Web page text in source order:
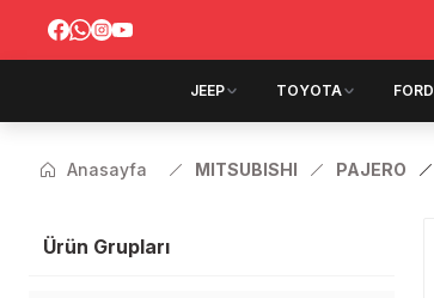
JEEP TOYOTA FORD
Anasayfa MITSUBISHI PAJERO
Ürün Grupları